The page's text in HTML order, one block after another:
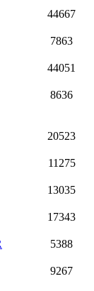
44667
7863
44051
8636
20523
11275
13035
17343
5388
9267